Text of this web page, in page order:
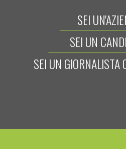
SEI
SEI UN
SEI UN GIORNALISTA